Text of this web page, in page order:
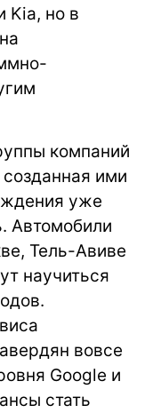
Kia, но в
компаний
ими
уже
Автомобили
Тель-Авиве
научиться
вовсе
Google и
стать